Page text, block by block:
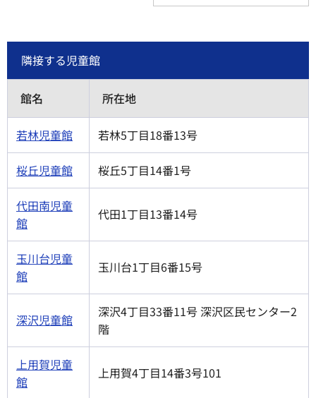
隣接する児童館
館名 所在地
若林児童館 若林5丁目18番13号
桜丘児童館 桜丘5丁目14番1号
代田南児童
館
代田1丁目13番14号
玉川台児童
館
玉川台1丁目6番15号
深沢児童館
深沢4丁目33番11号 深沢区民センター2
階
上用賀児童
館
上用賀4丁目14番3号101